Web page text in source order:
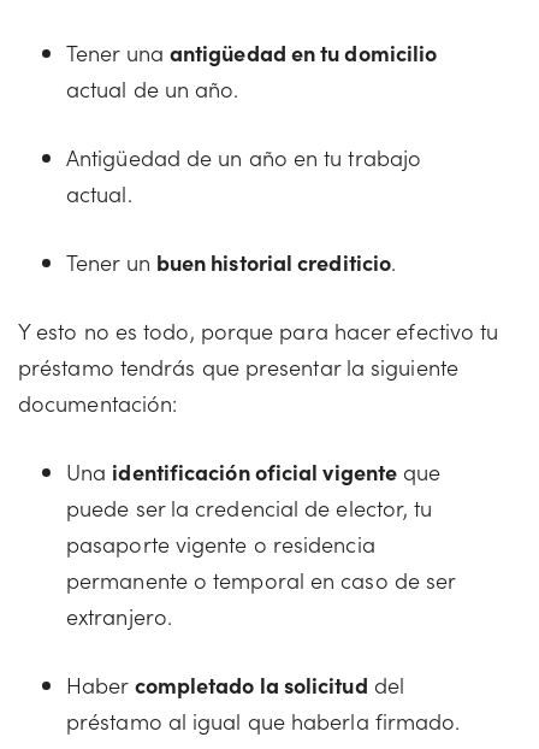
Tener una antigüedad en tu domicilio
actual de un año.
Antigüedad de un año en tu trabajo
actual.
Tener un buen historial crediticio.
Y esto no es todo, porque para hacer efectivo tu
préstamo tendrás que presentar la siguiente
documentación:
Una identificación oficial vigente que
puede ser la credencial de elector, tu
pasaporte vigente o residencia
permanente o temporal en caso de ser
extranjero.
Haber completado la solicitud del
préstamo al igual que haberla firmado.